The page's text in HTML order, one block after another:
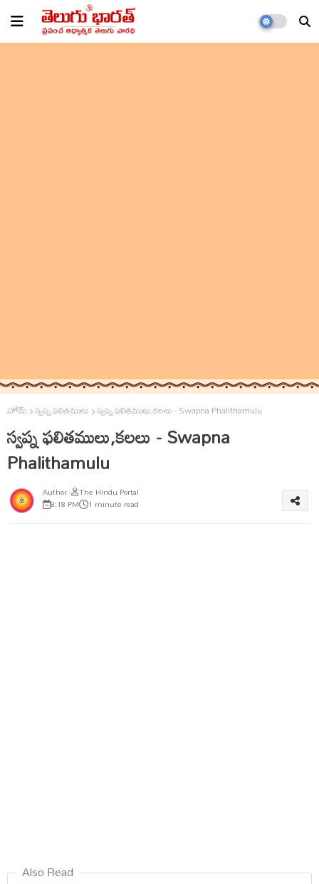
హోమ్ స్వప్న ఫలితములు స్వప్న ఫలితములు,కలలు - Swapna Phalithamulu
స్వప్న ఫలితములు,కలలు - Swapna
Phalithamulu
The Hindu Portal
8:18 PM 1 minute read
Also Read